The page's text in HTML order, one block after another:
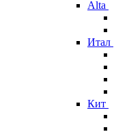
Alta
Итал
Кит